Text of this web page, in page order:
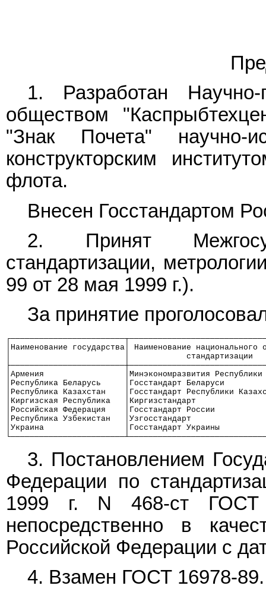
1. Разработан Научно-
обществом
"Знак Почета" научно-
конструкторским
флота.
Внесен Госстандартом
2. Принят
стандартизации,
99 от 28 мая 1999 г.).
За принятие
│Наименование государства│ Наименование
│                        │
│Армения                 │Минэкономразвития Республики
│Республика Беларусь     │Госстандарт Беларуси
│Республика Казахстан    │Госстандарт Республики
│Киргизская Республика   │Киргизстандарт
│Российская Федерация    │Госстандарт России
│Республика Узбекистан   │Узгосстандарт
│Украина                 │Госстандарт Украины
3. Постановлением
Федерации по
1999 г. N 468-ст ГОСТ
непосредственно в
Российской Федерации с
4. Взамен ГОСТ 16978-89.